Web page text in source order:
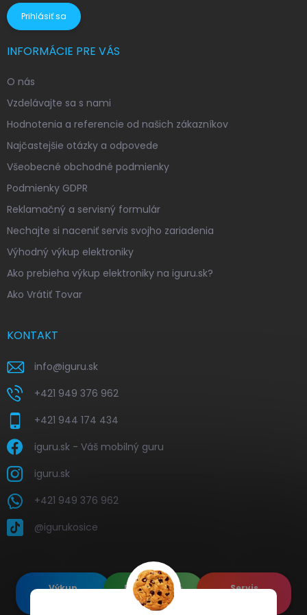
Prihlásiť sa
INFORMÁCIE PRE VÁS
O nás
Vzdelávajte sa s nami
Hodnotenia a referencie od našich zákazníkov
Najčastejšie otázky a odpovede
Všeobecné obchodné podmienky
Podmienky GDPR
Reklamačný a servisný formulár
Nechajte si naceniť servis svojho zariadenia
Výhodný výkup elektroniky
Ako prebieha výkup elektroniky na iguru.sk?
Ako Vrátiť Tovar
KONTAKT
info@iguru.sk
+421 949 376 962
+421 944 174 434
iguru.sk - Váš mobilný guru
iguru.sk
+421 949 376 962
@igurukosice
Výkup
Renovované
Apple's
Servis